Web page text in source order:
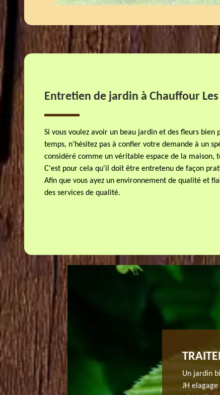
Entretien de jardin à Chauffour
Si vous voulez avoir un beau jardin et des fleurs bien
temps, n’hésitez pas à confier votre demande à un
considéré comme un véritable espace de la maison,
C'est pour cela qu'il doit être entretenu de façon
Afin que vous ayez un environnement de qualité et
des services de qualité.
FEUILLES À CHAUFFOUR LES
tarderont pas à tomber sur le terrain. Si le
Un jardin
JH